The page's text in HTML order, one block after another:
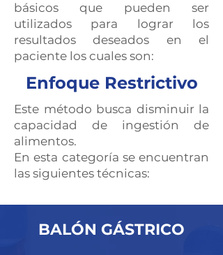
básicos que pueden ser
utilizados para lograr los
resultados deseados en el
paciente los cuales son:
Enfoque Restrictivo
Este método busca disminuir la
capacidad de ingestión de
alimentos.
En esta categoría se encuentran
las siguientes técnicas:
BALÓN GÁSTRICO